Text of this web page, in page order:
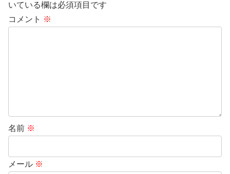
いている欄は必須項目です
コメント ※
名前 ※
メール ※